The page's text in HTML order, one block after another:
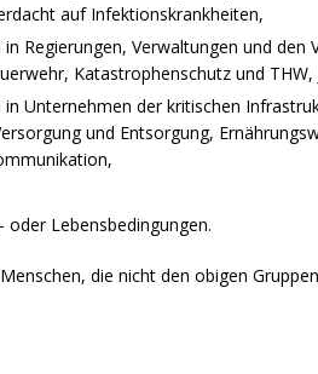
auf Infektionskrankheiten,
Regierungen, Verwaltungen und den
Katastrophenschutz und THW,
Unternehmen der kritischen
und Entsorgung,
Lebensbedingungen.
die nicht den obigen